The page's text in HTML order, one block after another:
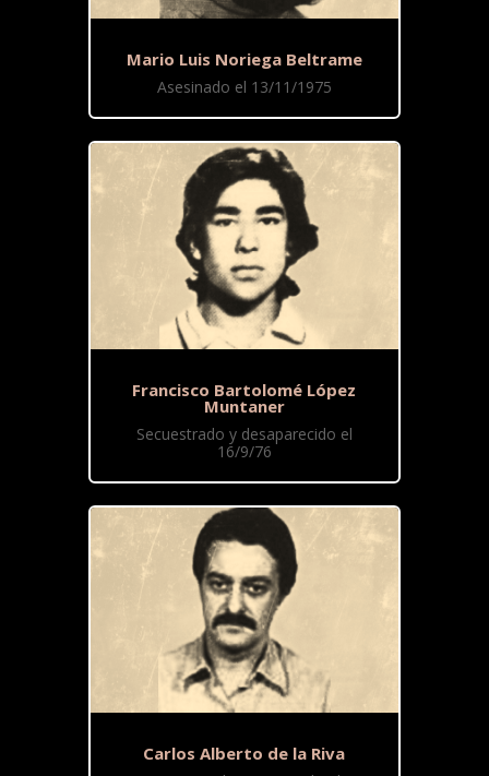
Mario Luis Noriega Beltrame
Asesinado el 13/11/1975
Francisco Bartolomé López
Muntaner
Secuestrado y desaparecido el
16/9/76
Carlos Alberto de la Riva